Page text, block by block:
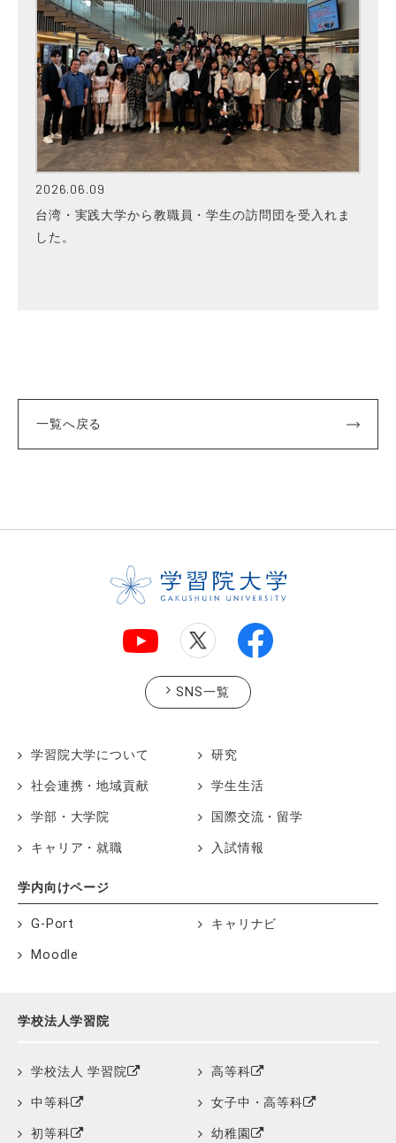
2026.06.09
台湾・実践大学から教職員・学生の訪問団を受入れま
した。
一覧へ戻る
SNS一覧
学習院大学について 研究
社会連携・地域貢献 学生生活
学部・大学院 国際交流・留学
キャリア・就職 入試情報
学内向けページ
G-Port キャリナビ
Moodle
学校法人学習院
学校法人 学習院 高等科
中等科 女子中・高等科
初等科 幼稚園